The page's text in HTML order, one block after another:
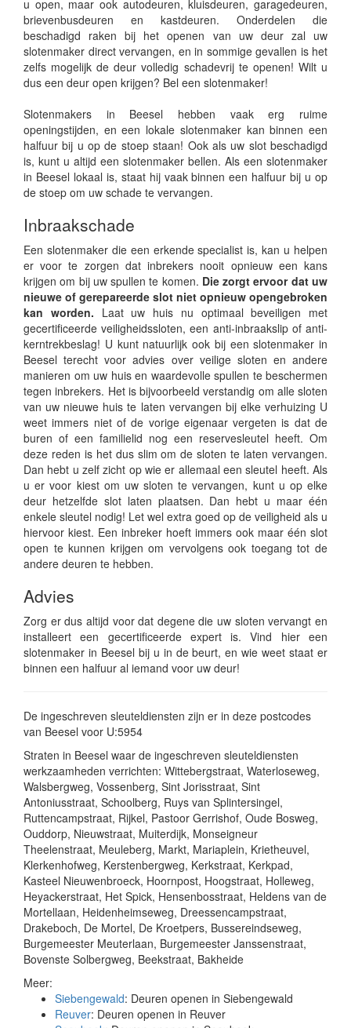
u open, maar ook autodeuren, kluisdeuren, garagedeuren,
brievenbusdeuren en kastdeuren. Onderdelen die
beschadigd raken bij het openen van uw deur zal uw
slotenmaker direct vervangen, en in sommige gevallen is het
zelfs mogelijk de deur volledig schadevrij te openen! Wilt u
dus een deur open krijgen? Bel een slotenmaker!
Slotenmakers in Beesel hebben vaak erg ruime
openingstijden, en een lokale slotenmaker kan binnen een
halfuur bij u op de stoep staan! Ook als uw slot beschadigd
is, kunt u altijd een slotenmaker bellen. Als een slotenmaker
in Beesel lokaal is, staat hij vaak binnen een halfuur bij u op
de stoep om uw schade te vervangen.
Inbraakschade
Een slotenmaker die een erkende specialist is, kan u helpen
er voor te zorgen dat inbrekers nooit opnieuw een kans
krijgen om bij uw spullen te komen. Die zorgt ervoor dat uw
nieuwe of gerepareerde slot niet opnieuw opengebroken
kan worden. Laat uw huis nu optimaal beveiligen met
gecertificeerde veiligheidssloten, een anti-inbraakslip of anti-
kerntrekbeslag! U kunt natuurlijk ook bij een slotenmaker in
Beesel terecht voor advies over veilige sloten en andere
manieren om uw huis en waardevolle spullen te beschermen
tegen inbrekers. Het is bijvoorbeeld verstandig om alle sloten
van uw nieuwe huis te laten vervangen bij elke verhuizing U
weet immers niet of de vorige eigenaar vergeten is dat de
buren of een familielid nog een reservesleutel heeft. Om
deze reden is het dus slim om de sloten te laten vervangen.
Dan hebt u zelf zicht op wie er allemaal een sleutel heeft. Als
u er voor kiest om uw sloten te vervangen, kunt u op elke
deur hetzelfde slot laten plaatsen. Dan hebt u maar één
enkele sleutel nodig! Let wel extra goed op de veiligheid als u
hiervoor kiest. Een inbreker hoeft immers ook maar één slot
open te kunnen krijgen om vervolgens ook toegang tot de
andere deuren te hebben.
Advies
Zorg er dus altijd voor dat degene die uw sloten vervangt en
installeert een gecertificeerde expert is. Vind hier een
slotenmaker in Beesel bij u in de beurt, en wie weet staat er
binnen een halfuur al iemand voor uw deur!
De ingeschreven sleuteldiensten zijn er in deze postcodes
van Beesel voor U:5954
Straten in Beesel waar de ingeschreven sleuteldiensten
werkzaamheden verrichten: Wittebergstraat, Waterloseweg,
Walsbergweg, Vossenberg, Sint Jorisstraat, Sint
Antoniusstraat, Schoolberg, Ruys van Splintersingel,
Ruttencampstraat, Rijkel, Pastoor Gerrishof, Oude Bosweg,
Ouddorp, Nieuwstraat, Muiterdijk, Monseigneur
Theelenstraat, Meuleberg, Markt, Mariaplein, Krietheuvel,
Klerkenhofweg, Kerstenbergweg, Kerkstraat, Kerkpad,
Kasteel Nieuwenbroeck, Hoornpost, Hoogstraat, Holleweg,
Heyackerstraat, Het Spick, Hensenbosstraat, Heldens van de
Mortellaan, Heidenheimseweg, Dreessencampstraat,
Drakeboch, De Mortel, De Kroetpers, Bussereindseweg,
Burgemeester Meuterlaan, Burgemeester Janssenstraat,
Bovenste Solbergweg, Beekstraat, Bakheide
Meer:
Siebengewald: Deuren openen in Siebengewald
Reuver: Deuren openen in Reuver